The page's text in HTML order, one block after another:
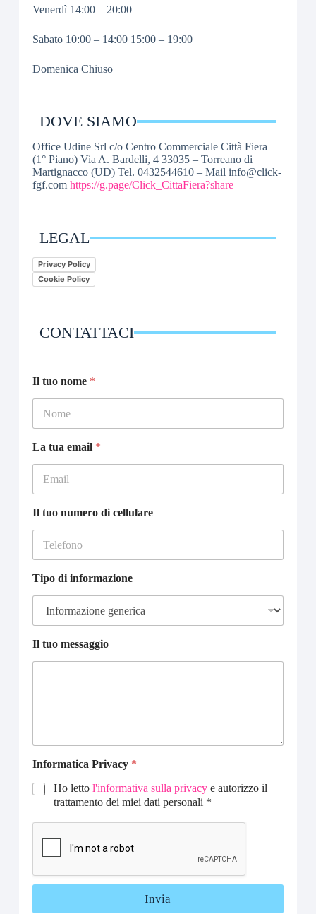
Venerdì 14:00 – 20:00
Sabato 10:00 – 14:00 15:00 – 19:00
Domenica Chiuso
DOVE SIAMO
Office Udine Srl c/o Centro Commerciale Città Fiera
(1° Piano) Via A. Bardelli, 4 33035 – Torreano di
Martignacco (UD) Tel. 0432544610 – Mail info@click-
fgf.comhttps://g.page/Click_CittaFiera?share
LEGAL
Privacy Policy
Cookie Policy
CONTATTACI
P
r
i
a
c
t
o
t
Il tuo nome *
La tua email *
Il tuo numero di cellulare
Tipo di informazione
Il tuo messaggio
Informatica Privacy *
Ho lettol'informativa sulla privacy e autorizzo il
trattamento dei miei dati personali *
Invia